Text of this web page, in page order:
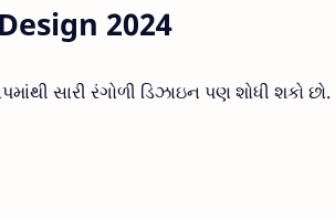
2024
સારી રંગોળી ડિઝાઇન પણ શોધી શકો છો.